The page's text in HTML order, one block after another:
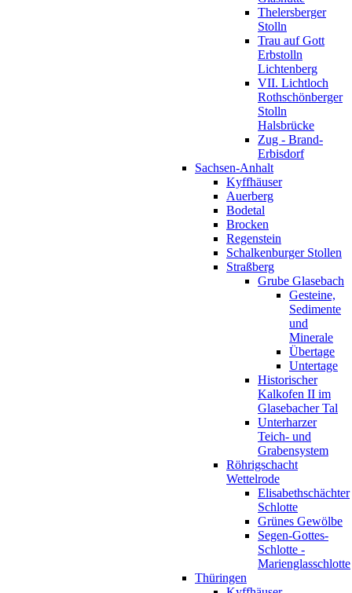
Thelersberger
Stolln
Trau auf Gott
Erbstolln
Lichtenberg
VII. Lichtloch
Rothschönberger
Stolln
Halsbrücke
Zug - Brand-
Erbisdorf
Sachsen-Anhalt
Kyffhäuser
Auerberg
Bodetal
Brocken
Regenstein
Schalkenburger Stollen
Straßberg
Grube Glasebach
Gesteine,
Sedimente
und
Minerale
Übertage
Untertage
Historischer
Kalkofen II im
Glasebacher Tal
Unterharzer
Teich- und
Grabensystem
Röhrigschacht
Wettelrode
Elisabethschächter
Schlotte
Grünes Gewölbe
Segen-Gottes-
Schlotte -
Marienglasschlotte
Thüringen